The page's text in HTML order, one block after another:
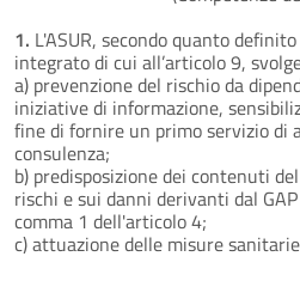
1. L'ASUR, secondo quanto
integrato di cui all’articolo 9,
a) prevenzione del rischio da
iniziative di informazione,
fine di fornire un primo servizio di
consulenza;
b) predisposizione dei contenuti
rischi e sui danni derivanti dal
comma 1 dell'articolo 4;
c) attuazione delle misure